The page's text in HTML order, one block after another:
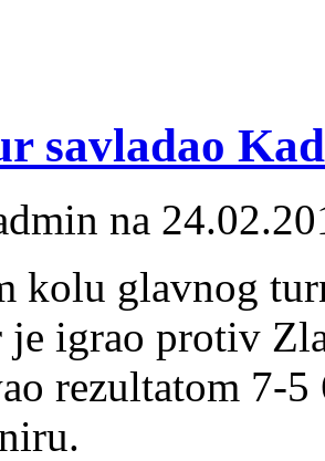
savladao
na
kolu glavnog
je igrao protiv
rezultatom 7-5